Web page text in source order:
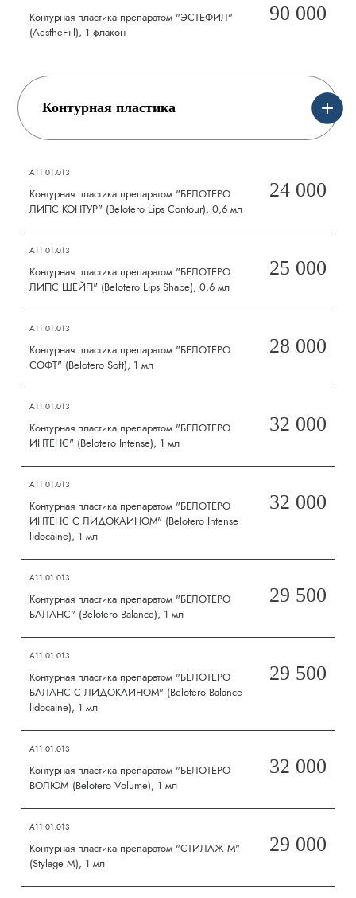
Контурная пластика препаратом "ЭСТЕФИЛ"
(AestheFill), 1 флакон
90 000
Контурная пластика
А11.01.013
Контурная пластика препаратом "БЕЛОТЕРО
ЛИПС КОНТУР" (Belotero Lips Contour), 0,6 мл
24 000
А11.01.013
Контурная пластика препаратом "БЕЛОТЕРО
ЛИПС ШЕЙП" (Belotero Lips Shape), 0,6 мл
25 000
А11.01.013
Контурная пластика препаратом "БЕЛОТЕРО
СОФТ" (Belotero Soft), 1 мл
28 000
А11.01.013
Контурная пластика препаратом "БЕЛОТЕРО
ИНТЕНС" (Belotero Intense), 1 мл
32 000
А11.01.013
Контурная пластика препаратом "БЕЛОТЕРО
ИНТЕНС С ЛИДОКАИНОМ" (Belotero Intense
lidocaine), 1 мл
32 000
А11.01.013
Контурная пластика препаратом "БЕЛОТЕРО
БАЛАНС" (Belotero Balance), 1 мл
29 500
А11.01.013
Контурная пластика препаратом "БЕЛОТЕРО
БАЛАНС С ЛИДОКАИНОМ" (Belotero Balance
lidocaine), 1 мл
29 500
А11.01.013
Контурная пластика препаратом "БЕЛОТЕРО
ВОЛЮМ (Belotero Volume), 1 мл
32 000
А11.01.013
Контурная пластика препаратом "СТИЛАЖ М"
(Stylage M), 1 мл
29 000